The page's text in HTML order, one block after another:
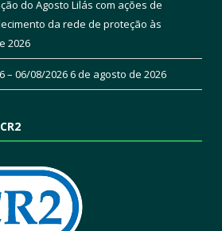
do Agosto Lilás com ações de
da rede de proteção às
2026
– 06/08/20266 de agosto de 2026